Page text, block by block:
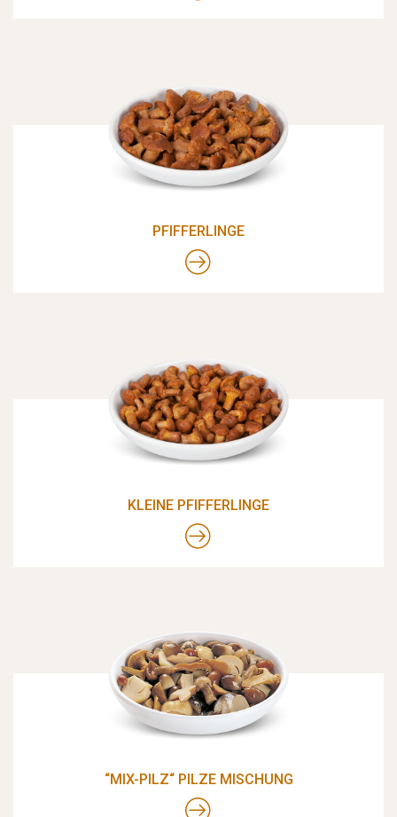
PFIFFERLINGE
KLEINE PFIFFERLINGE
“MIX-PILZ“ PILZE MISCHUNG